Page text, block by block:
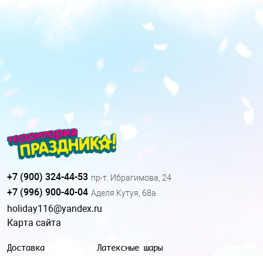
Доставка Латексные шары
+7 (900) 324-44-53 пр-т. Ибрагимова, 24
+7 (996) 900-40-04 Аделя Кутуя, 68а
holiday116@yandex.ru
Карта сайта